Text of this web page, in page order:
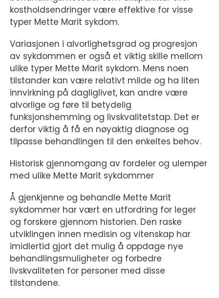
kostholdsendringer være effektive for visse
typer Mette Marit sykdom.
Variasjonen i alvorlighetsgrad og progresjon
av sykdommen er også et viktig skille mellom
ulike typer Mette Marit sykdom. Mens noen
tilstander kan være relativt milde og ha liten
innvirkning på dagliglivet, kan andre være
alvorlige og føre til betydelig
funksjonshemming og livskvalitetstap. Det er
derfor viktig å få en nøyaktig diagnose og
tilpasse behandlingen til den enkeltes behov.
Historisk gjennomgang av fordeler og ulemper
med ulike Mette Marit sykdommer
Å gjenkjenne og behandle Mette Marit
sykdommer har vært en utfordring for leger
og forskere gjennom historien. Den raske
utviklingen innen medisin og vitenskap har
imidlertid gjort det mulig å oppdage nye
behandlingsmuligheter og forbedre
livskvaliteten for personer med disse
tilstandene.